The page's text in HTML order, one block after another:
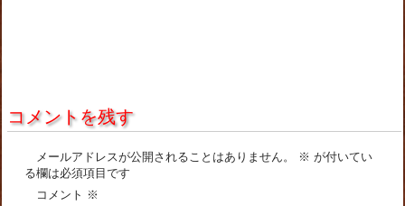
コメントを残す
メールアドレスが公開されることはありません。 ※ が付いてい
る欄は必須項目です
コメント ※